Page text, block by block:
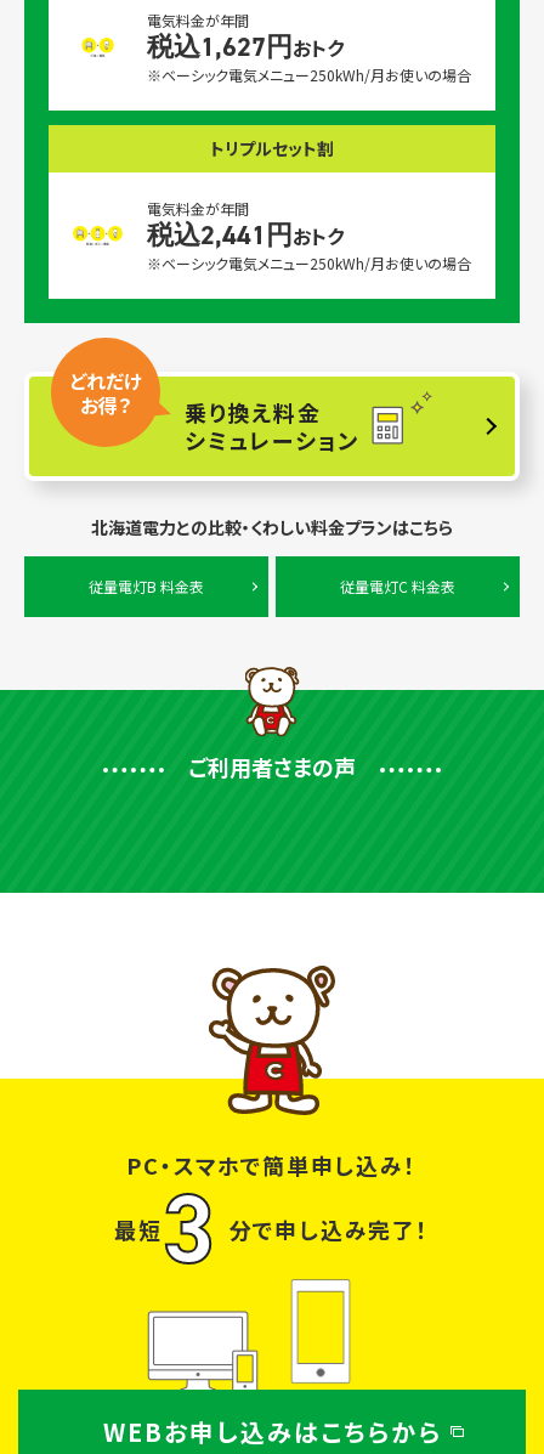
電気料金が年間
税込1,627円おトク
※ベーシック電気メニュー250kWh/月お使いの場合
トリプルセット割
電気料金が年間
税込2,441円おトク
※ベーシック電気メニュー250kWh/月お使いの場合
どれだけ
お得？
乗り換え料金
シミュレーション
北海道電力との比較・くわしい料金プランはこちら
従量電灯B 料金表 従量電灯C 料金表
ご利用者さまの声
PC・スマホで簡単申し込み！
最短3 分で申し込み完了！
WEBお申し込みはこちらから